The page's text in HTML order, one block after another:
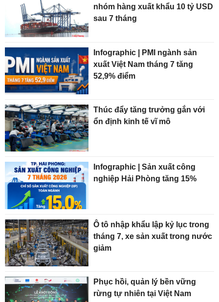
nhóm hàng xuất khẩu 10 tỷ USD
sau 7 tháng
Infographic | PMI ngành sản
xuất Việt Nam tháng 7 tăng
52,9% điểm
Thúc đẩy tăng trưởng gắn với
ổn định kinh tế vĩ mô
Infographic | Sản xuất công
nghiệp Hải Phòng tăng 15%
Ô tô nhập khẩu lập kỷ lục trong
tháng 7, xe sản xuất trong nước
giảm
Phục hồi, quản lý bền vững
rừng tự nhiên tại Việt Nam